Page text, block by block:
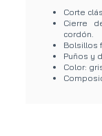
Corte
Cierre
cordón.
Bolsillos
Puños y
Color: